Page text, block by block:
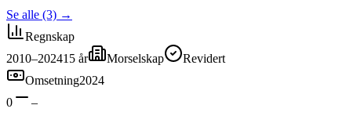
Se alle (3) →
Regnskap
2010–202415 år Morselskap
Revidert
Omsetning2024
0
–